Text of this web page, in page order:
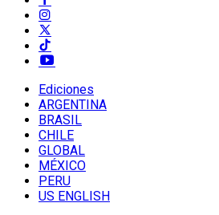
Ediciones
ARGENTINA
BRASIL
CHILE
GLOBAL
MÉXICO
PERU
US ENGLISH